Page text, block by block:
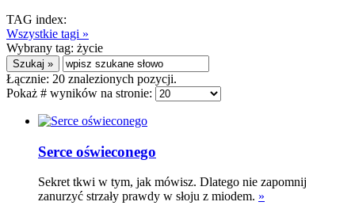
TAG index:
Wszystkie tagi »
Wybrany tag: życie
Łącznie: 20 znalezionych pozycji.
Pokaż # wyników na stronie:
Serce oświeconego
Sekret tkwi w tym, jak mówisz. Dlatego nie zapomnij
zanurzyć strzały prawdy w słoju z miodem. »